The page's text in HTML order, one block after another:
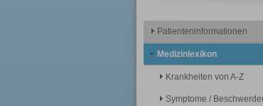
Patienteninformationen
Medizinlexikon
Krankheiten von A-Z
Symptome /